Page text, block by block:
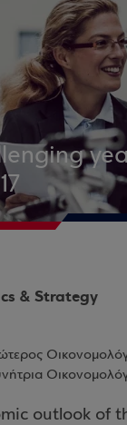
& Strategy
outlook of